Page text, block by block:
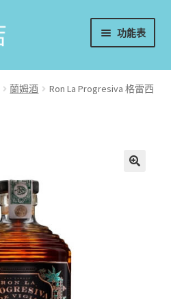
功能表
蘭姆酒
Ron La Progresiva 格雷西